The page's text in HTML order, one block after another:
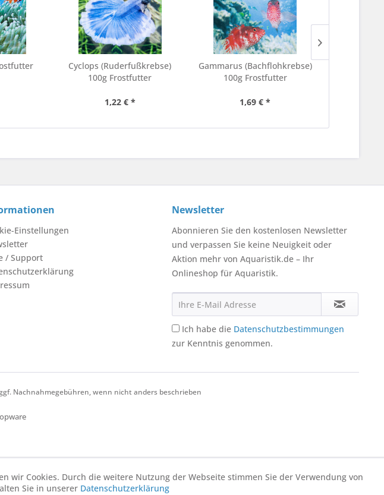
Cyclops (Ruderfußkrebse)
100g Frostfutter
1,22 € *
Gammarus (Bachflohkrebse)
100g Frostfutter
1,69 € *
Einstellungen
/ Support
Newsletter
Abonnieren Sie den kostenlosen Newsletter
und verpassen Sie keine Neuigkeit oder
Aktion mehr von Aquaristik.de – Ihr
Onlineshop für Aquaristik.
Ich habe die Datenschutzbestimmungen
zur Kenntnis genommen.
Nachnahmegebühren, wenn nicht anders beschrieben
Cookies. Durch die weitere Nutzung der Webseite stimmen Sie der Verwendung von
Sie in unserer Datenschutzerklärung